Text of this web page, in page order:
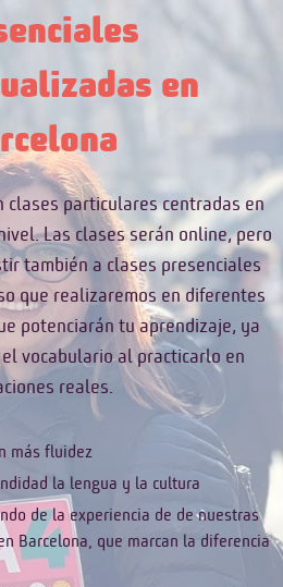
en
clases particulares centradas en
Las clases serán online, pero
también a clases presenciales
que realizaremos en diferentes
potenciarán tu aprendizaje, ya
vocabulario al practicarlo en
reales.
más fluidez
la lengua y la cultura
de la experiencia de de nuestras
Barcelona, que marcan la diferencia